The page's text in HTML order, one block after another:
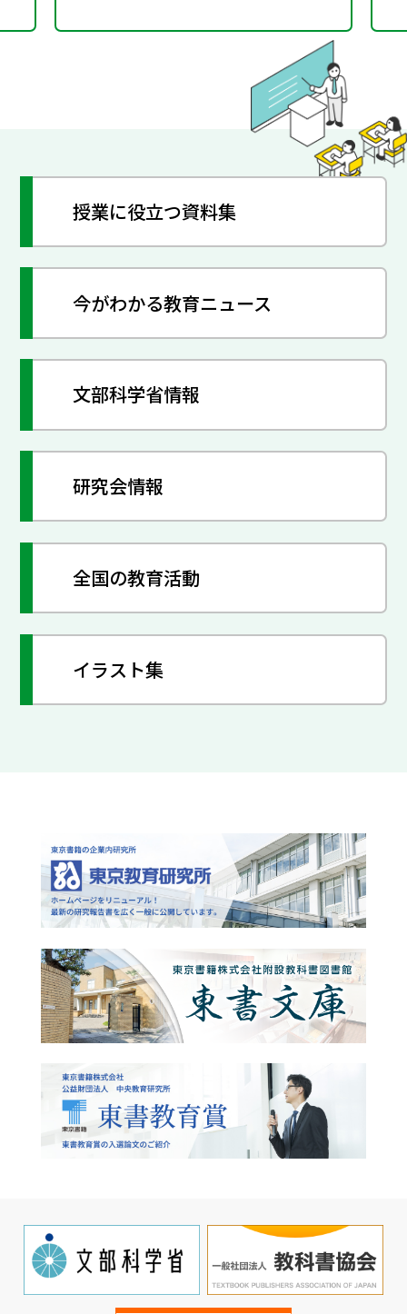
授業に役立つ資料集
今がわかる教育ニュース
文部科学省情報
研究会情報
全国の教育活動
イラスト集